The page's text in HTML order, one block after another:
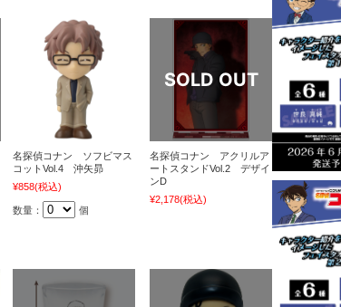
名探偵コナン ソフビマス
コットVol.4 沖矢昴
¥858(税込)
数量： 個
名探偵コナン アクリルア
ートスタンドVol.2 デザイ
ンD
¥2,178(税込)